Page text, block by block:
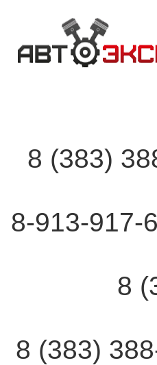
8 (383)
8-913-
8
8 (383)